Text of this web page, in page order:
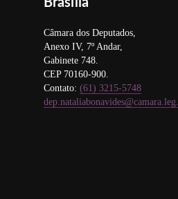
Brasília
Câmara dos Deputados,
Anexo IV, 7º Andar,
Gabinete 748.
CEP 70160-900.
Contato: (61) 3215-5748